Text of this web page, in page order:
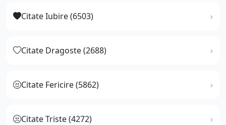
Citate Iubire (6503)
Citate Dragoste (2688)
Citate Fericire (5862)
Citate Triste (4272)